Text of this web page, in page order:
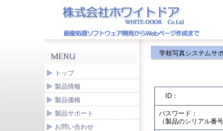
トップ
製品情報
製品価格
製品サポート
お問い合わせ
学校写真システムサ
ID：
パスワード：
（製品のシリアル番